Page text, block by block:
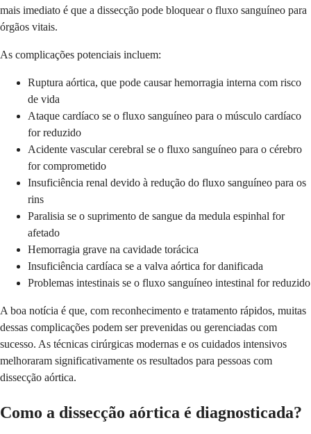
mais imediato é que a dissecção pode bloquear o fluxo sanguíneo para
órgãos vitais.
As complicações potenciais incluem:
Ruptura aórtica, que pode causar hemorragia interna com risco
de vida
Ataque cardíaco se o fluxo sanguíneo para o músculo cardíaco
for reduzido
Acidente vascular cerebral se o fluxo sanguíneo para o cérebro
for comprometido
Insuficiência renal devido à redução do fluxo sanguíneo para os
rins
Paralisia se o suprimento de sangue da medula espinhal for
afetado
Hemorragia grave na cavidade torácica
Insuficiência cardíaca se a valva aórtica for danificada
Problemas intestinais se o fluxo sanguíneo intestinal for reduzido
A boa notícia é que, com reconhecimento e tratamento rápidos, muitas
dessas complicações podem ser prevenidas ou gerenciadas com
sucesso. As técnicas cirúrgicas modernas e os cuidados intensivos
melhoraram significativamente os resultados para pessoas com
dissecção aórtica.
Como a dissecção aórtica é diagnosticada?